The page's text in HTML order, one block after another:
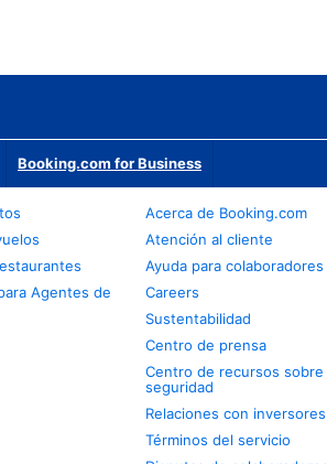
Booking.com for Business
Agentes de
Acerca de Booking.com
Atención al cliente
Ayuda para colaboradores
Careers
Sustentabilidad
Centro de prensa
Centro de recursos sobre
seguridad
Relaciones con inversores
Términos del servicio